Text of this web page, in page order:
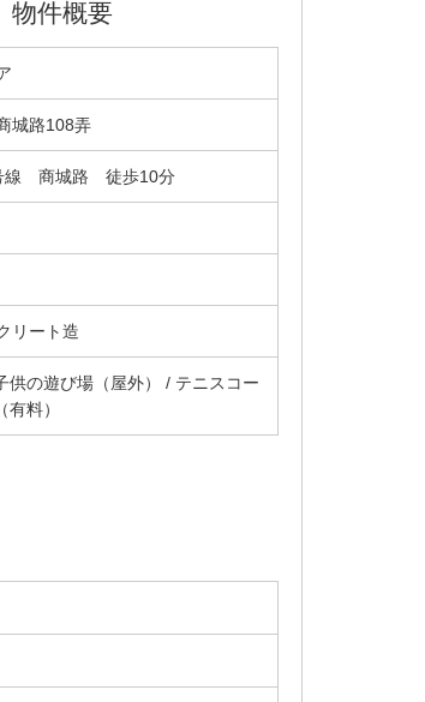
物件概要
城路108弄
線 商城路 徒歩10分
リート造
供の遊び場（屋外） / テニスコー
有料）